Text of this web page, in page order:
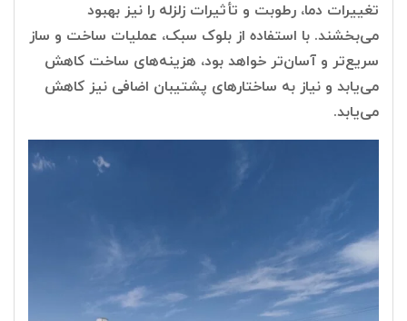
تغییرات دما، رطوبت و تأثیرات زلزله را نیز بهبود
می‌بخشند. با استفاده از بلوک سبک، عملیات ساخت و ساز
سریع‌تر و آسان‌تر خواهد بود، هزینه‌های ساخت کاهش
می‌یابد و نیاز به ساختارهای پشتیبان اضافی نیز کاهش
می‌یابد.